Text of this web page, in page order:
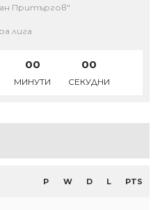
Притъргов"
лига
00
МИНУТИ
00
СЕКУДНИ
P W D L PTS